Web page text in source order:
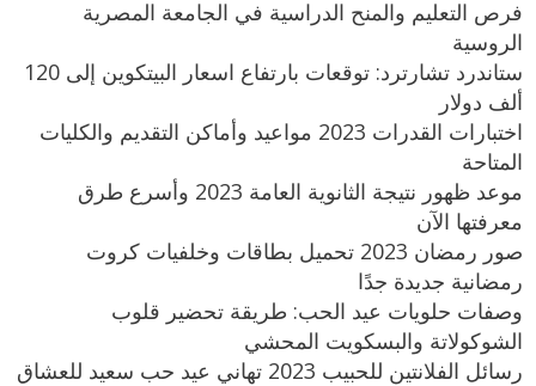
فرص التعليم والمنح الدراسية في الجامعة المصرية
الروسية
ستاندرد تشارترد: توقعات بارتفاع اسعار البيتكوين إلى 120
ألف دولار
اختبارات القدرات 2023 مواعيد وأماكن التقديم والكليات
المتاحة
موعد ظهور نتيجة الثانوية العامة 2023 وأسرع طرق
معرفتها الآن
صور رمضان 2023 تحميل بطاقات وخلفيات كروت
رمضانية جديدة جدًا
وصفات حلويات عيد الحب: طريقة تحضير قلوب
الشوكولاتة والبسكويت المحشي
رسائل الفلانتين للحبيب 2023 تهاني عيد حب سعيد للعشاق